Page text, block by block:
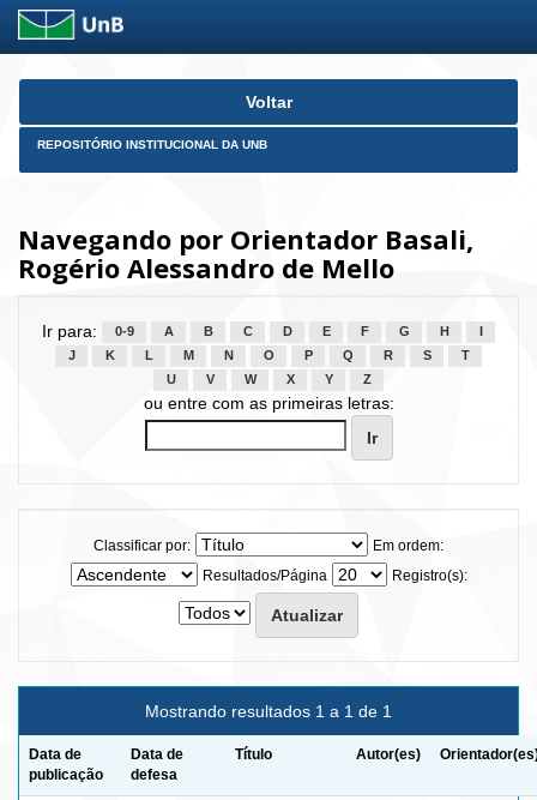
Skip
Voltar
REPOSITÓRIO INSTITUCIONAL DA UNB
Navegando por Orientador Basali,
Rogério Alessandro de Mello
Ir para: 0-9 A B C D E F G H
J
K L M N O P Q R S
T
U
V W X Y Z
ou entre com as primeiras letras:
Classificar por:
Em ordem:
Resultados/Página
Registro(s):
Mostrando resultados 1 a 1 de 1
Data de
publicação
Data de
defesa
Título Autor(es)